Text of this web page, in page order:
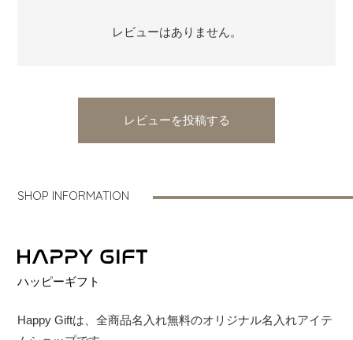
レビューはありません。
レビューを投稿する
SHOP INFORMATION
ハッピーギフト
Happy Giftは、全商品名入れ無料のオリジナル名入れアイテ